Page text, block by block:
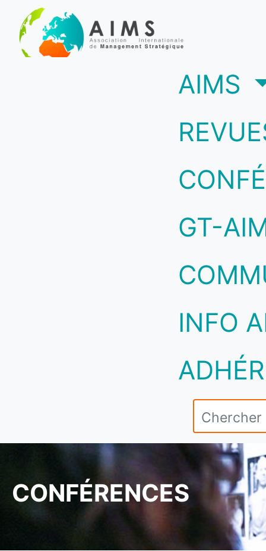
AIMS
GT-
INFO
CONFÉRENCES